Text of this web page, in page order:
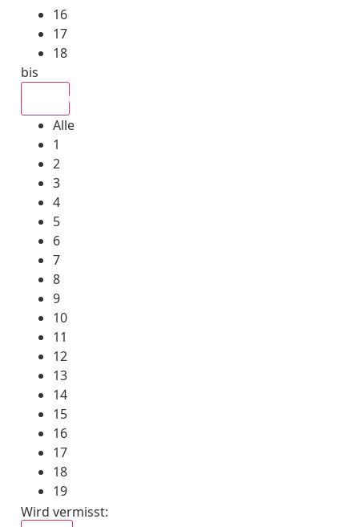
16
17
18
bis
Alle
1
2
3
4
5
6
7
8
9
10
11
12
13
14
15
16
17
18
19
Wird vermisst: